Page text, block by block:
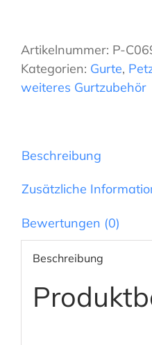
für
SEQUOIA
SRT-
Artikelnummer: P-
Kategorien: Gurte,
weiteres Gurtzubehör
Beschreibung
Zusätzliche
Bewertungen (0)
Beschreibung